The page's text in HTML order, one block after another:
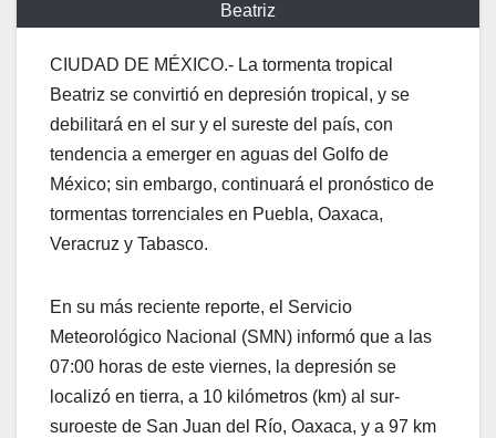
Beatriz
CIUDAD DE MÉXICO.- La tormenta tropical
Beatriz se convirtió en depresión tropical, y se
debilitará en el sur y el sureste del país, con
tendencia a emerger en aguas del Golfo de
México; sin embargo, continuará el pronóstico de
tormentas torrenciales en Puebla, Oaxaca,
Veracruz y Tabasco.
En su más reciente reporte, el Servicio
Meteorológico Nacional (SMN) informó que a las
07:00 horas de este viernes, la depresión se
localizó en tierra, a 10 kilómetros (km) al sur-
suroeste de San Juan del Río, Oaxaca, y a 97 km